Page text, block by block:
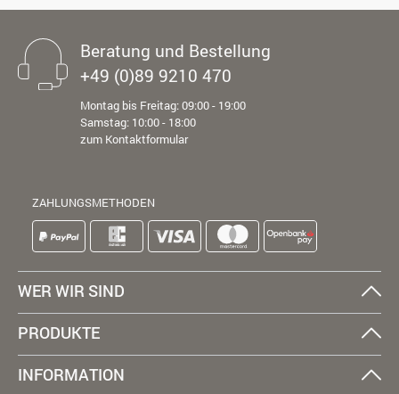
Beratung und Bestellung
+49 (0)89 9210 470
Montag bis Freitag: 09:00 - 19:00
Samstag: 10:00 - 18:00
zum Kontaktformular
ZAHLUNGSMETHODEN
WER WIR SIND
PRODUKTE
INFORMATION